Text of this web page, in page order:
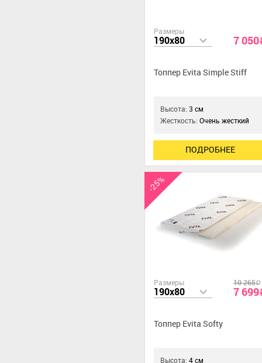
Размеры
190x80 7 050
Топпер Evita Simple Stiff
Высота:3 см
Жесткость:Очень жесткий
ПОДРОБНЕЕ
-25%
Размеры
190x80
10 265a
7 699
Топпер Evita Softy
Высота:4 см